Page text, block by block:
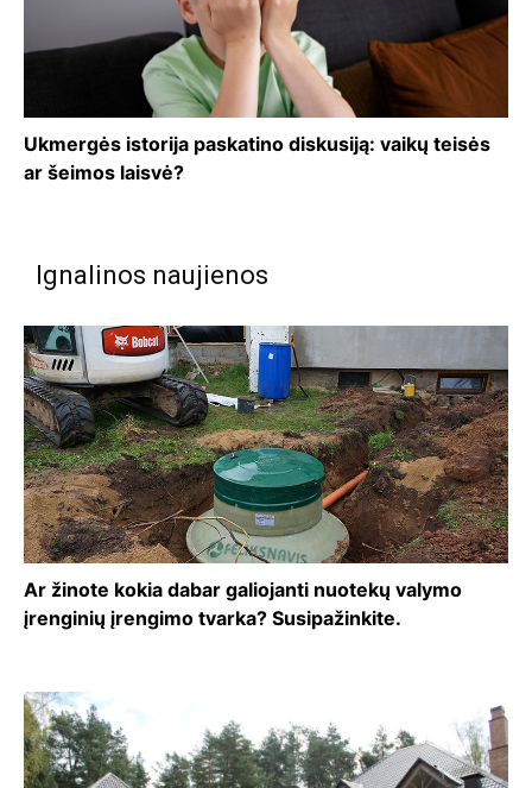
Ukmergės istorija paskatino diskusiją: vaikų teisės
ar šeimos laisvė?
Ignalinos naujienos
Ar žinote kokia dabar galiojanti nuotekų valymo
įrenginių įrengimo tvarka? Susipažinkite.